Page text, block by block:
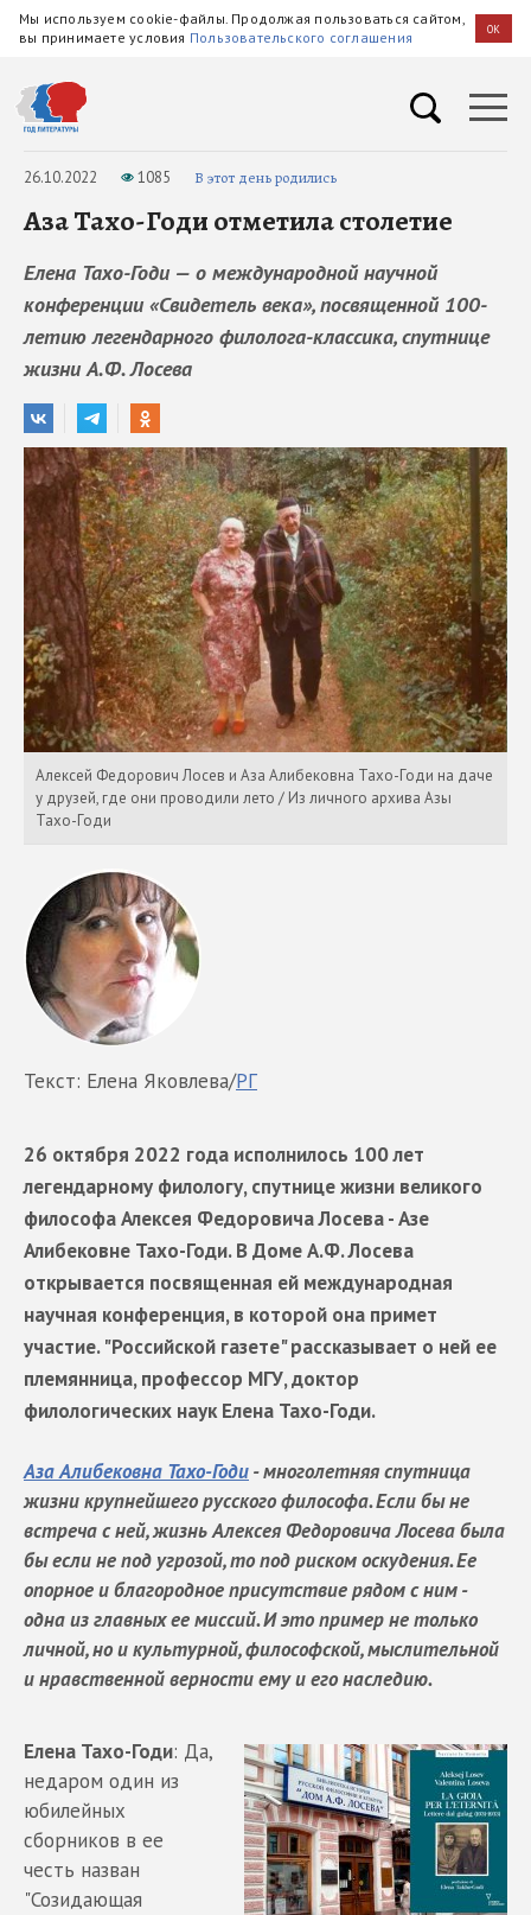
Мы используем cookie-файлы. Продолжая пользоваться сайтом,
вы принимаете условия Пользовательского соглашения OK
26.10.2022 1085 В этот день родились
Аза Тахо-Годи отметила столетие
Елена Тахо-Годи — о международной научной
конференции «Свидетель века», посвященной 100-
летию легендарного филолога-классика, спутнице
жизни А.Ф. Лосева
Алексей Федорович Лосев и Аза Алибековна Тахо-Годи на даче
у друзей, где они проводили лето / Из личного архива Азы
Тахо-Годи
Текст: Елена Яковлева/РГ
26 октября 2022 года исполнилось 100 лет
легендарному филологу, спутнице жизни великого
философа Алексея Федоровича Лосева - Азе
Алибековне Тахо-Годи. В Доме А.Ф. Лосева
открывается посвященная ей международная
научная конференция, в которой она примет
участие. "Российской газете" рассказывает о ней ее
племянница, профессор МГУ, доктор
филологических наук Елена Тахо-Годи.
Аза Алибековна Тахо-Годи- многолетняя спутница
жизни крупнейшего русского философа. Если бы не
встреча с ней, жизнь Алексея Федоровича Лосева была
бы если не под угрозой, то под риском оскудения. Ее
опорное и благородное присутствие рядом с ним -
одна из главных ее миссий. И это пример не только
личной, но и культурной, философской, мыслительной
и нравственной верности ему и его наследию.
Елена Тахо-Годи: Да,
недаром один из
юбилейных
сборников в ее
честь назван
"Созидающая